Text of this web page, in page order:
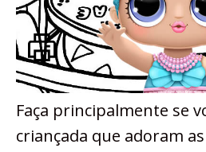
Faça principalmente se
criançada que adoram